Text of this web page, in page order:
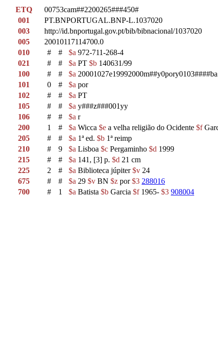
ETQ
00753cam##2200265###450#
001
PT.BNPORTUGAL.BNP-L.1037020
003
http://id.bnportugal.gov.pt/bib/bibnacional/1037020
005
20010117114700.0
010
# # $a 972-711-268-4
021
# # $a PT $b 140631/99
100
# # $a 20001027e19992000m##y0pory0103####ba
101
0 # $a por
102
# # $a PT
105
# # $a y###z###001yy
106
# # $a r
200
1 # $a Wicca $e a velha religião do Ocidente $f
205
# # $a 1ª ed. $b 1ª reimp
210
# 9 $a Lisboa $c Pergaminho $d 1999
215
# # $a 141, [3] p. $d 21 cm
225
2 # $a Biblioteca júpiter$v 24
675
# # $a 29 $v BN $z por$3 288016
700
# 1 $a Batista $b Garcia $f1965- $3 908004